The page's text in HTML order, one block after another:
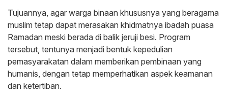
Tujuannya, agar warga binaan khususnya yang beragama
muslim tetap dapat merasakan khidmatnya ibadah puasa
Ramadan meski berada di balik jeruji besi. Program
tersebut, tentunya menjadi bentuk kepedulian
pemasyarakatan dalam memberikan pembinaan yang
humanis, dengan tetap memperhatikan aspek keamanan
dan ketertiban.